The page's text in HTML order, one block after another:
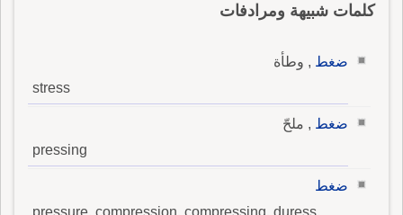
كلمات شبيهة ومرادفات
ضغط , وطأة
stress
ضغط , ملحّ
pressing
ضغط